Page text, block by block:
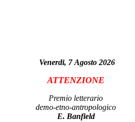
Venerdi, 7 Agosto 2026
ATTENZIONE
Premio letterario
demo-etno-antropologico
E. Banfield